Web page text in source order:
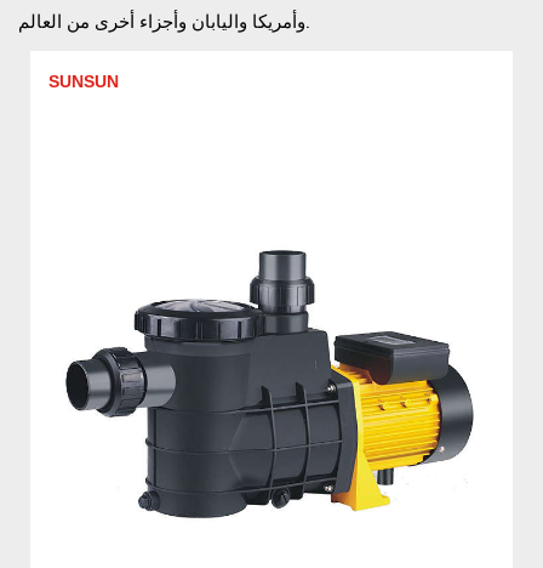
وأمريكا واليابان وأجزاء أخرى من العالم.
SUNSUN